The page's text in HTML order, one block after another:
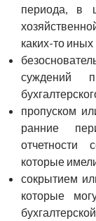
периода, в
каких-то иных
суждений
пропуском
ранние
отчетности
которые
сокрытием
ко­торые